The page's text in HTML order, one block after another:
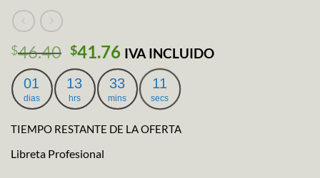
$46.40 El
precio
original
era:
$41.76El
precio
actual
es:
IVA INCLUIDO
01
dias
13
hrs
33
mins
10
secs
TIEMPO RESTANTE DE LA OFERTA
Libreta Profesional